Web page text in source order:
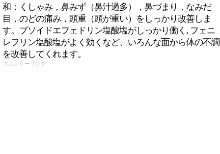
和：くしゃみ，鼻みず（鼻汁過多），鼻づまり，なみだ
目，のどの痛み，頭重（頭が重い）をしっかり改善しま
す。プソイドエフェドリン塩酸塩がしっかり働く, フェニ
レフリン塩酸塩がよく効くなど、いろんな面から体の不調
を改善してくれます。
スポンサーリンク